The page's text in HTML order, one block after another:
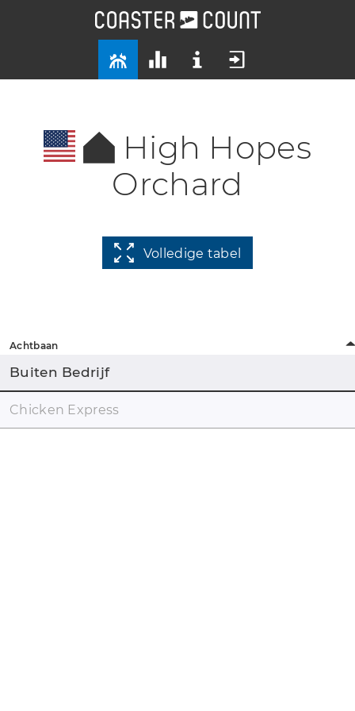
High Hopes
Orchard
Volledige tabel
Achtbaan
Buiten Bedrijf
Chicken Express